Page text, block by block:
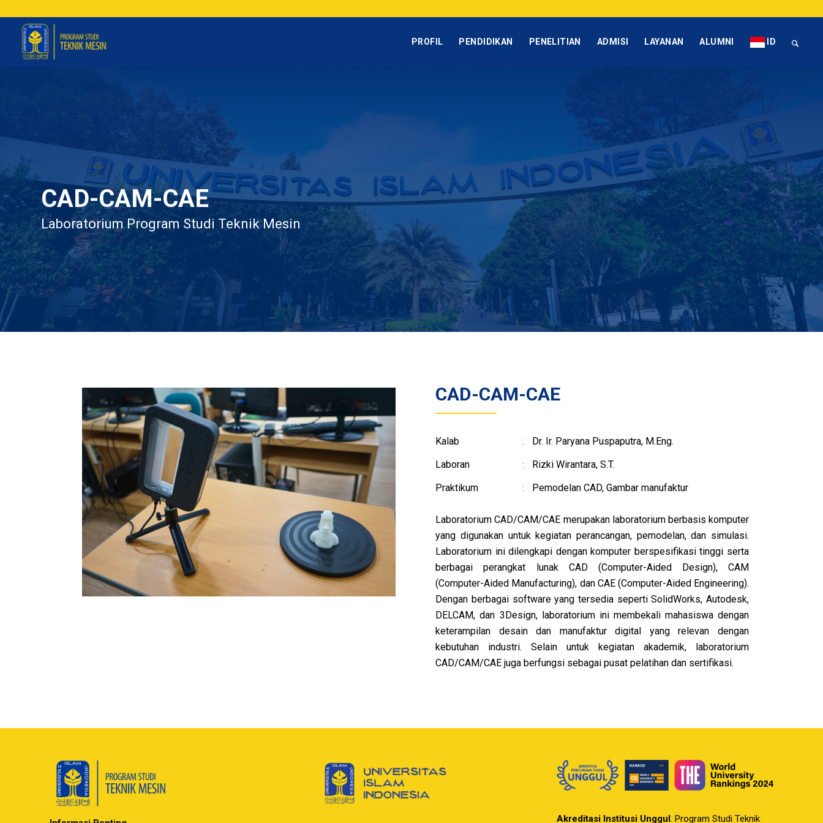
PROFIL PENDIDIKAN PENELITIAN ADMISI LAYANAN ALUMNI ID
CAD-CAM-CAE
Laboratorium Program Studi Teknik Mesin
CAD-CAM-CAE
Kalab :
Dr. Ir. Paryana Puspaputra, M.Eng.
Laboran
:
Rizki Wirantara, S.T.
Praktikum
: Pemodelan CAD, Gambar manufaktur
Laboratorium CAD/CAM/CAE merupakan laboratorium berbasis komputer
yang digunakan untuk kegiatan perancangan, pemodelan, dan simulasi.
Laboratorium ini dilengkapi dengan komputer berspesifikasi tinggi serta
berbagai perangkat lunak CAD (Computer-Aided Design), CAM
(Computer-Aided Manufacturing), dan CAE (Computer-Aided Engineering).
Dengan berbagai software yang tersedia seperti SolidWorks, Autodesk,
DELCAM, dan 3Design, laboratorium ini membekali mahasiswa dengan
keterampilan desain dan manufaktur digital yang relevan dengan
kebutuhan industri. Selain untuk kegiatan akademik, laboratorium
CAD/CAM/CAE juga berfungsi sebagai pusat pelatihan dan sertifikasi.
Akreditasi Institusi Unggul. Program Studi Teknik